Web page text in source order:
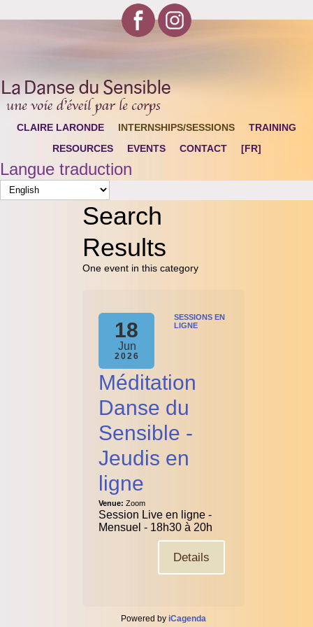
CLAIRE LARONDE INTERNSHIPS/SESSIONS
TRAINING
RESOURCES
EVENTS CONTACT [FR]
Langue traduction
Search
Results
One event in this category
18
Jun
2026
SESSIONS EN
LIGNE
Méditation
Danse du
Sensible -
Jeudis en
ligne
Venue: Zoom
Session Live en ligne -
Mensuel - 18h30 à 20h
Details
Powered by iCagenda